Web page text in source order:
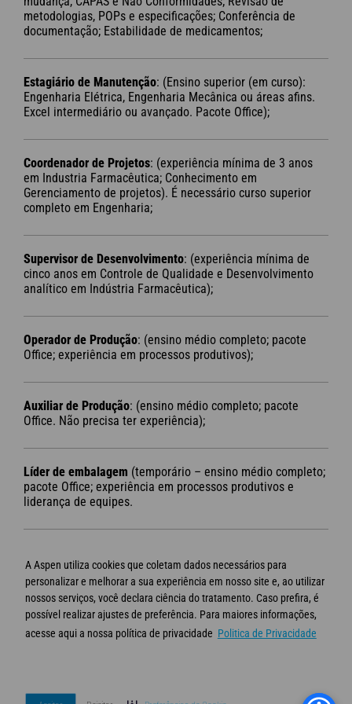
A Aspen utiliza cookies que coletam dados necessários para
personalizar e melhorar a sua experiência em nosso site e, ao utilizar
nossos serviços, você declara ciência do tratamento. Caso prefira, é
possível realizar ajustes de preferência. Para maiores informações,
acesse aqui a nossa política de privacidade Politica de Privacidade
metodologias, POPs e especificações; Conferência de
documentação; Estabilidade de medicamentos;
Estagiário de Manutenção: (Ensino superior (em curso):
Engenharia Elétrica, Engenharia Mecânica ou áreas afins.
Excel intermediário ou avançado. Pacote Office);
Coordenador de Projetos: (experiência mínima de 3 anos
em Industria Farmacêutica; Conhecimento em
Gerenciamento de projetos). É necessário curso superior
completo em Engenharia;
Supervisor de Desenvolvimento: (experiência mínima de
cinco anos em Controle de Qualidade e Desenvolvimento
analítico em Indústria Farmacêutica);
Operador de Produção: (ensino médio completo; pacote
Office; experiência em processos produtivos);
Auxiliar de Produção: (ensino médio completo; pacote
Office. Não precisa ter experiência);
Líder de embalagem (temporário – ensino médio completo;
pacote Office; experiência em processos produtivos e
liderança de equipes.
https://gazetadasemana.com.br/noticia/71056/aspen-pharma-
divulga-vagas-para-oito-setores-da-farmaceutica-em-serra-no-
espirito-santo